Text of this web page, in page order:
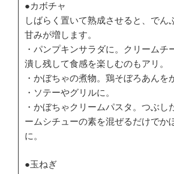
●カボチャ
しばらく置いて熟成させると、でん
甘みが増します。
・パンプキンサラダに。クリームチ
潰し残して食感を楽しむのもアリ。
・かぼちゃの煮物。鶏そぼろあんを
・ソテーやグリルに。
・かぼちゃクリームパスタ。つぶし
ームシチューの素を混ぜるだけでか
に。
●玉ねぎ